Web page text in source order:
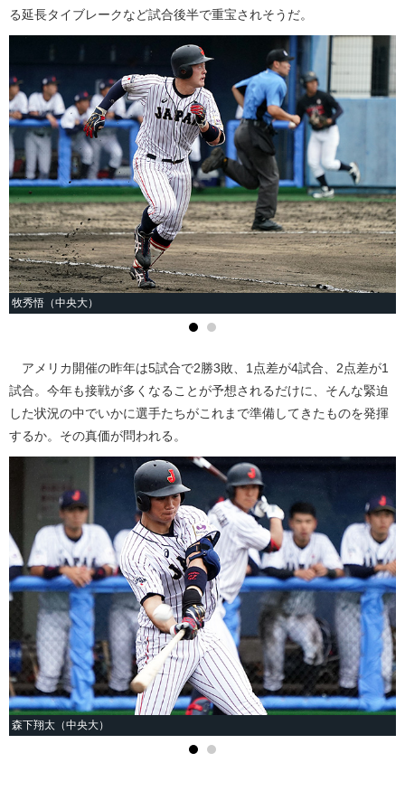
る延長タイブレークなど試合後半で重宝されそうだ。
牧秀悟（中央大）
アメリカ開催の昨年は5試合で2勝3敗、1点差が4試合、2点差が1
試合。今年も接戦が多くなることが予想されるだけに、そんな緊迫
した状況の中でいかに選手たちがこれまで準備してきたものを発揮
するか。その真価が問われる。
森下翔太（中央大）